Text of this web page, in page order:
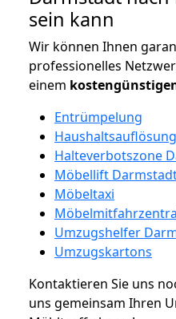
sein kann
Wir können Ihnen
professionelles
einem
Entrümpelung
Halteverbotszone
Möbellift
Möbeltaxi
Umzugshelfer
Umzugskartons
Kontaktieren Sie uns
uns gemeinsam Ihren